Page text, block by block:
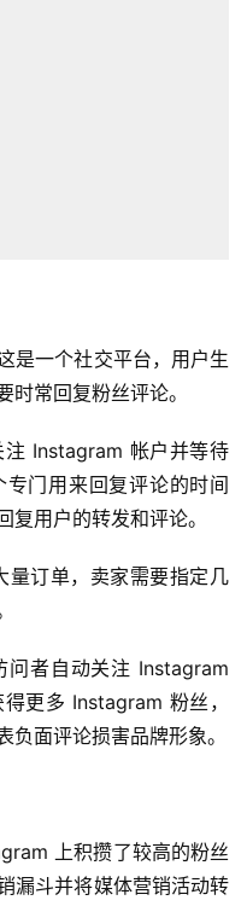
是一个社交平台，用户生
常回复粉丝评论。
Instagram 帐户并等待
门用来回复评论的时间
用户的转发和评论。
量订单，卖家需要指定几
问者自动关注 Instagram
更多 Instagram 粉丝，
面评论损害品牌形象。
上积攒了较高的粉丝
漏斗并将媒体营销活动转